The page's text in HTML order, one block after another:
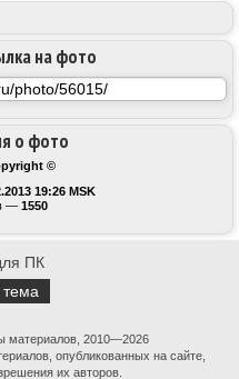
о фото
©
19:26 MSK
— 1550
на фото
ПК
материалов, 2010—2026
опубликованных на сайте,
их авторов.